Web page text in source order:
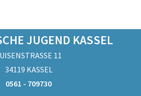
JUGEND KASSEL
11
34119 KASSEL
0561 - 709730